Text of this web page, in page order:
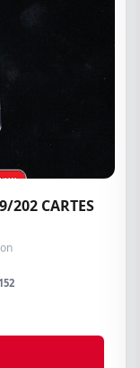
202 CARTES